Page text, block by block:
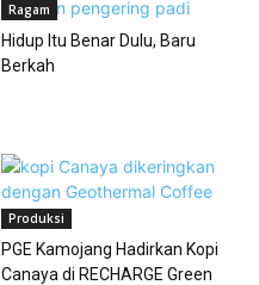
Ragam
Hidup Itu Benar Dulu, Baru
Berkah
Produksi
PGE Kamojang Hadirkan Kopi
Canaya di RECHARGE Green